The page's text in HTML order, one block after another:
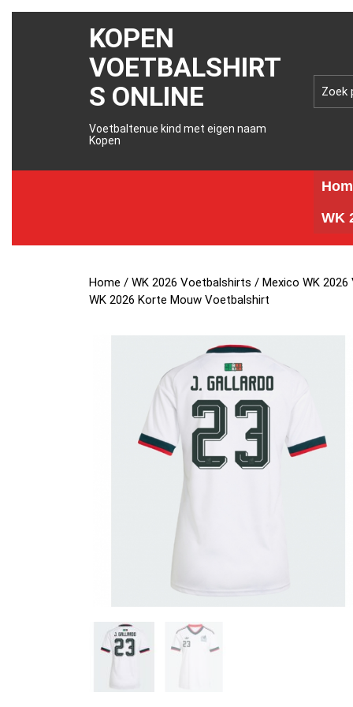
KOPEN
VOETBALSHIRT
S ONLINE
Voetbaltenue kind met eigen naam
Kopen
WK
Home /WK 2026 Voetbalshirts /Mexico WK
WK 2026 Korte Mouw Voetbalshirt